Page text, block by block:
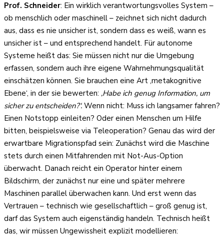
Prof. Schneider: Ein wirklich verantwortungsvolles System –
ob menschlich oder maschinell – zeichnet sich nicht dadurch
aus, dass es nie unsicher ist, sondern dass es weiß, wann es
unsicher ist – und entsprechend handelt. Für autonome
Systeme heißt das: Sie müssen nicht nur die Umgebung
erfassen, sondern auch ihre eigene Wahrnehmungsqualität
einschätzen können. Sie brauchen eine Art ‚metakognitive
Ebene‘, in der sie bewerten: ‚Habe ich genug Information, um
sicher zu entscheiden?‘. Wenn nicht: Muss ich langsamer fahren?
Einen Notstopp einleiten? Oder einen Menschen um Hilfe
bitten, beispielsweise via Teleoperation? Genau das wird der
erwartbare Migrationspfad sein: Zunächst wird die Maschine
stets durch einen Mitfahrenden mit Not-Aus-Option
überwacht. Danach reicht ein Operator hinter einem
Bildschirm, der zunächst nur eine und später mehrere
Maschinen parallel überwachen kann. Und erst wenn das
Vertrauen – technisch wie gesellschaftlich – groß genug ist,
darf das System auch eigenständig handeln. Technisch heißt
das, wir müssen Ungewissheit explizit modellieren: